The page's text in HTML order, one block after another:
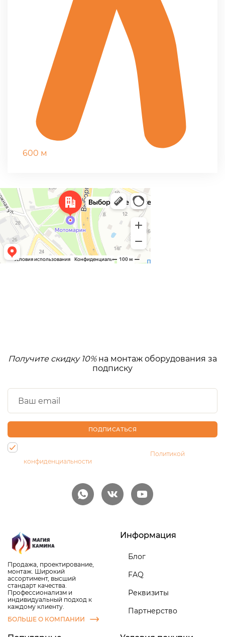
600 м
Получите скидку 10%на монтаж оборудования за
подписку
ПОДПИСАТЬСЯ
Политикой
конфиденциальности
Продажа, проектирование,
монтаж. Широкий
ассортимент, высший
стандарт качества.
Профессионализм и
индивидуальный подход к
каждому клиенту.
БОЛЬШЕ О КОМПАНИИ
Информация
Блог
FAQ
Реквизиты
Партнерство